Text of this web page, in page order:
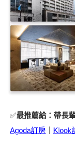
✅最推薦給：帶長
Agoda訂房
Klook